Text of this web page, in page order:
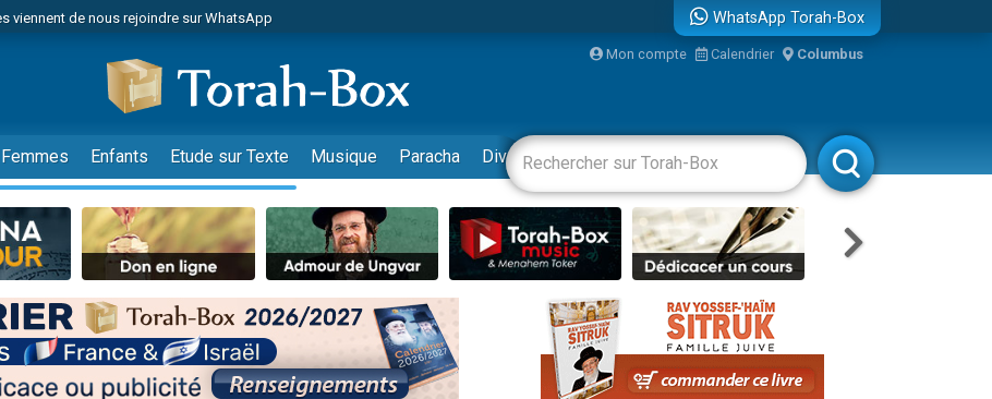
viennent de nous rejoindre sur WhatsApp
viennent de faire un don pour 1 Journée de Vacances Pour les Enfants
viennent de demander une bénédiction
viennent de nous rejoindre sur WhatsApp
49 places pour étudier en groupe sur Zoom
viennent de faire un don pour Diane, 80 ans, dans un appartement insalubre
donner son Maasser
viennent de nous rejoindre sur WhatsApp
viennent de nous rejoindre sur WhatsApp
viennent de faire un don pour 5 jours de vacances aux Orphelins
de donner son Maasser
WhatsApp Torah-Box
Mon compte Calendrier Columbus
Femmes Enfants Etude sur Texte Musique Paracha Divertissements Livres Rabbanim